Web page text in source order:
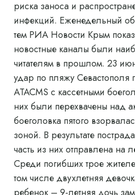
риска заноса и
инфекций. Еженедельный
тем РИА Новости Крым
новостные каналы были
читателям в прошлом. 23
удар по пляжу Севастополя
ATACMS с кассетными
них были перехвачены над
боеголовка пятого
зоной. В результате
часть из них отправлена ​​на
Среди погибших трое
том числе двухлетняя